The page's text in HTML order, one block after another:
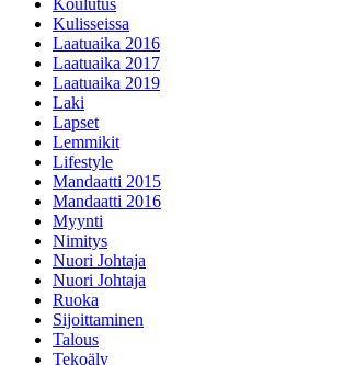
Kulisseissa
Laatuaika 2016
Laatuaika 2017
Laatuaika 2019
Laki
Lapset
Lemmikit
Lifestyle
Mandaatti 2015
Mandaatti 2016
Myynti
Nimitys
Nuori Johtaja
Nuori Johtaja
Ruoka
Sijoittaminen
Talous
Tekoäly